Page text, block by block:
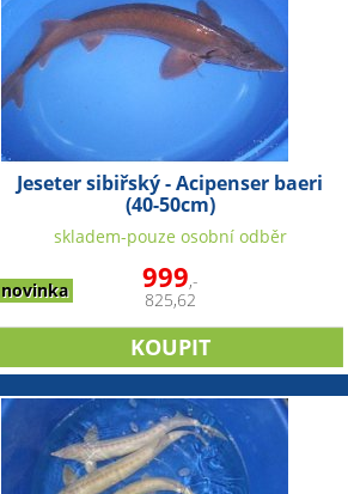
Jeseter sibiřský - Acipenser baeri
(40-50cm)
novinka
skladem-pouze osobní odběr
999,-
825,62